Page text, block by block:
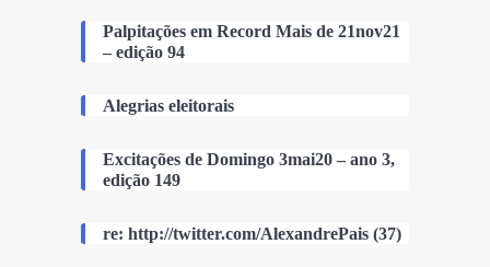
Palpitações em Record Mais de 21nov21
– edição 94
Alegrias eleitorais
Excitações de Domingo 3mai20 – ano 3,
edição 149
re: http://twitter.com/AlexandrePais (37)